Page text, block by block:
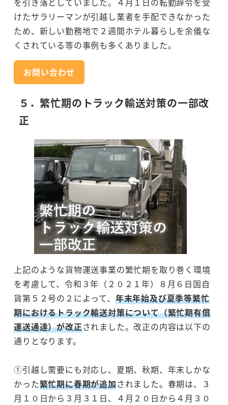
けたサラリーマンが引越し業者を手配できなかった
ため、新しい勤務地で２週間ホテル暮らしを余儀な
くされている等の事例も多くありました。
お問い合わせ
５．繁忙期のトラック輸送対策の一部改
正
上記のような貨物運送事業の繁忙期を取り巻く環境
を考慮して、令和３年（２０２１年）８月６日国自
貨第５２号の２によって、 年末年始及び夏季等繁忙
期におけるトラック輸送対策について（繁忙期有償
運送通達）が改正されました。改正の内容は以下の
通りとなります。
①引越し需要にも対応し、夏期、秋期、年末しかな
かった繁忙期に春期が追加されました。春期は、３
月１０日から３月３１日、４月２０日から４月３０